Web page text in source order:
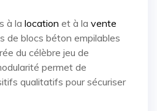
à la location et à la vente
de blocs béton empilables
du célèbre jeu de
permet de
qualitatifs pour sécuriser